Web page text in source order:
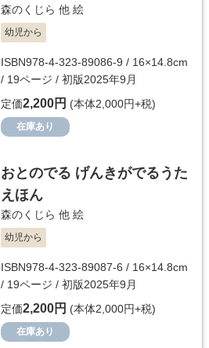
森のくじら 他 絵
幼児から
ISBN978-4-323-89086-9 / 16×14.8cm
/ 19ページ / 初版2025年9月
定価2,200円 (本体2,000円+税)
在庫あり
おとのでる げんきがでるうた
えほん
森のくじら 他 絵
幼児から
ISBN978-4-323-89087-6 / 16×14.8cm
/ 19ページ / 初版2025年9月
定価2,200円 (本体2,000円+税)
在庫あり